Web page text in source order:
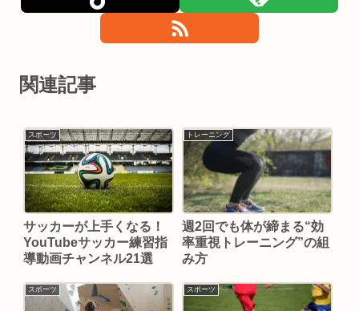
関連記事
スポーツ
サッカーが上手くなる！
YouTubeサッカー練習指
導動画チャンネル21選
トレーニング
週2回でも体が締まる“効
率重視トレーニング”の組
み方
スポーツ スポーツ